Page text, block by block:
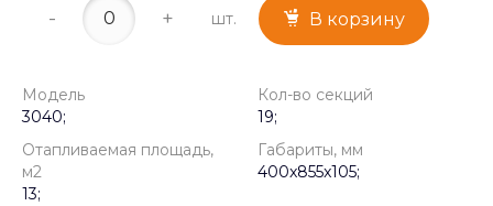
- + шт. В корзину
Модель
3040;
Кол-во секций
19;
Отапливаемая площадь,
м2
13;
Габариты, мм
400x855x105;